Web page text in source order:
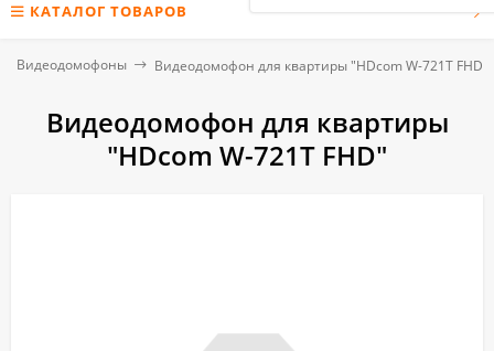
КАТАЛОГ ТОВАРОВ
Видеодомофоны Видеодомофон для квартиры "HDcom W-721T FHD"
Видеодомофон для квартиры
"HDcom W-721T FHD"